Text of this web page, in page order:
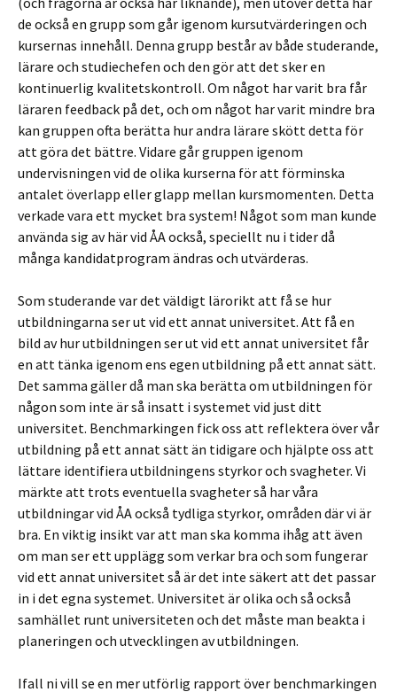
de också en grupp som går igenom kursutvärderingen och
kursernas innehåll. Denna grupp består av både studerande,
lärare och studiechefen och den gör att det sker en
kontinuerlig kvalitetskontroll. Om något har varit bra får
läraren feedback på det, och om något har varit mindre bra
kan gruppen ofta berätta hur andra lärare skött detta för
att göra det bättre. Vidare går gruppen igenom
undervisningen vid de olika kurserna för att förminska
antalet överlapp eller glapp mellan kursmomenten. Detta
verkade vara ett mycket bra system! Något som man kunde
använda sig av här vid ÅA också, speciellt nu i tider då
många kandidatprogram ändras och utvärderas.
Som studerande var det väldigt lärorikt att få se hur
utbildningarna ser ut vid ett annat universitet. Att få en
bild av hur utbildningen ser ut vid ett annat universitet får
en att tänka igenom ens egen utbildning på ett annat sätt.
Det samma gäller då man ska berätta om utbildningen för
någon som inte är så insatt i systemet vid just ditt
universitet. Benchmarkingen fick oss att reflektera över vår
utbildning på ett annat sätt än tidigare och hjälpte oss att
lättare identifiera utbildningens styrkor och svagheter. Vi
märkte att trots eventuella svagheter så har våra
utbildningar vid ÅA också tydliga styrkor, områden där vi är
bra. En viktig insikt var att man ska komma ihåg att även
om man ser ett upplägg som verkar bra och som fungerar
vid ett annat universitet så är det inte säkert att det passar
in i det egna systemet. Universitet är olika och så också
samhället runt universiteten och det måste man beakta i
planeringen och utvecklingen av utbildningen.
Ifall ni vill se en mer utförlig rapport över benchmarkingen